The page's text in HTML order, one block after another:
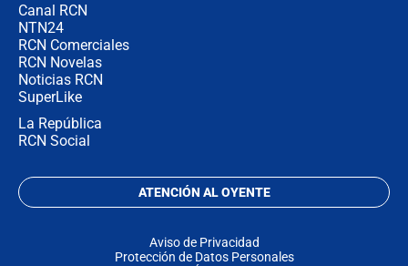
Canal RCN
NTN24
RCN Comerciales
RCN Novelas
Noticias RCN
SuperLike
La República
RCN Social
ATENCIÓN AL OYENTE
Aviso de Privacidad
Protección de Datos Personales